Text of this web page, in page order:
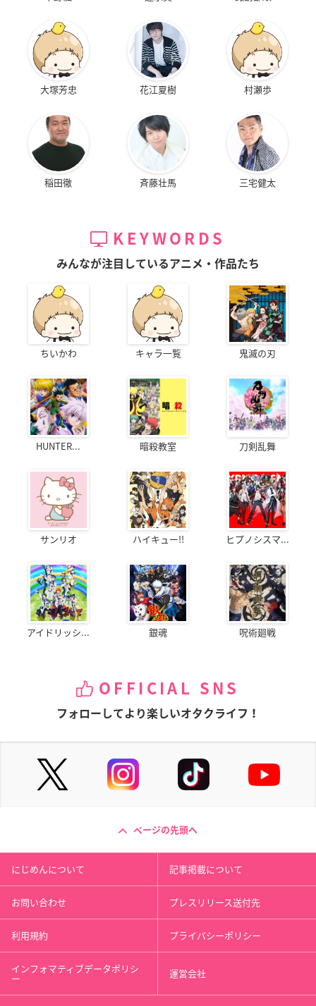
大塚芳忠 花江夏樹 村瀬歩
稲田徹 斉藤壮馬 三宅健太
KEYWORDS
みんなが注目しているアニメ・作品たち
ちいかわ キャラ一覧 鬼滅の刃
HUNTER... 暗殺教室 刀剣乱舞
サンリオ ハイキュー!! ヒプノシスマ...
アイドリッシ... 銀魂 呪術廻戦
OFFICIAL SNS
フォローしてより楽しいオタクライフ！
ページの先頭へ
にじめんについて 記事掲載について
お問い合わせ プレスリリース送付先
利用規約 プライバシーポリシー
インフォマティブデータポリシ
ー 運営会社